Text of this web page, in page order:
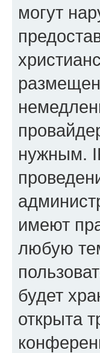
могут
нужным.
имеют
любую
будет
открыта